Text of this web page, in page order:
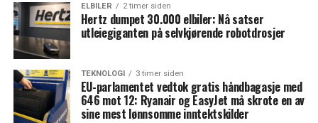
ELBILER 2 timer siden
Hertz dumpet 30.000 elbiler: Nå satser
utleiegiganten på selvkjørende robotdrosjer
TEKNOLOGI 3 timer siden
EU-parlamentet vedtok gratis håndbagasje med
646 mot 12: Ryanair og EasyJet må skrote en av
sine mest lønnsomme inntektskilder